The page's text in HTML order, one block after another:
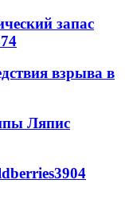
запас
взрыва в
Ляпис
3904